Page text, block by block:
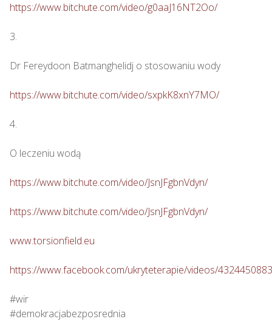
https://www.bitchute.com/video/g0aaJ16NT2Oo/
3.
Dr Fereydoon Batmanghelidj o stosowaniu wody
https://www.bitchute.com/video/sxpkK8xnY7MO/
4.
O leczeniu wodą
https://www.bitchute.com/video/JsnJFgbnVdyn/
https://www.bitchute.com/video/JsnJFgbnVdyn/
www.torsionfield.eu
https://www.facebook.com/ukryteterapie/videos/
#wir
#demokracjabezposrednia